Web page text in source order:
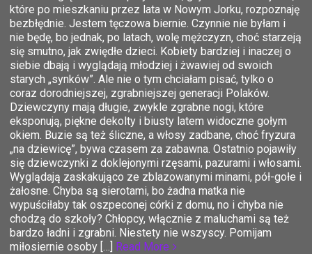
które po mieszkaniu przez lata w Nowym Jorku, rozpoznaję
bezbłędnie. Jestem tęczowa biernie. Czynnie nie byłam i
nie będę, bo jednak, po latach, wolę mężczyzn, choć starzeją
się smutno, jak zwiędłe dzieci. Kobiety bardziej i inaczej o
siebie dbają i wyglądają młodziej i żwawiej od swoich
starych „synków”. Ale nie o tym chciałam pisać, tylko o
coraz dorodniejszej, zgrabniejszej generacji Polaków.
Dziewczyny mają długie, zwykle zgrabne nogi, które
eksponują, piękne dekolty i biusty latem widoczne gołym
okiem. Buzie są też śliczne, a włosy zadbane, choć fryzura
„na dziewicę”, bywa czasem za zabawna. Ostatnio pojawiły
się dziewczynki z doklejonymi rzęsami, pazurami i włosami.
Wyglądają zaskakująco ze zblazowanymi minami, pół-gołe i
żałosne. Chyba są sierotami, bo żadna matka nie
wypuściłaby tak oszpeconej córki z domu, no i chyba nie
chodzą do szkoły? Chłopcy, włącznie z maluchami są też
bardzo ładni i zgrabni. Niestety nie wszyscy. Pomijam
miłosiernie osoby […] Read More